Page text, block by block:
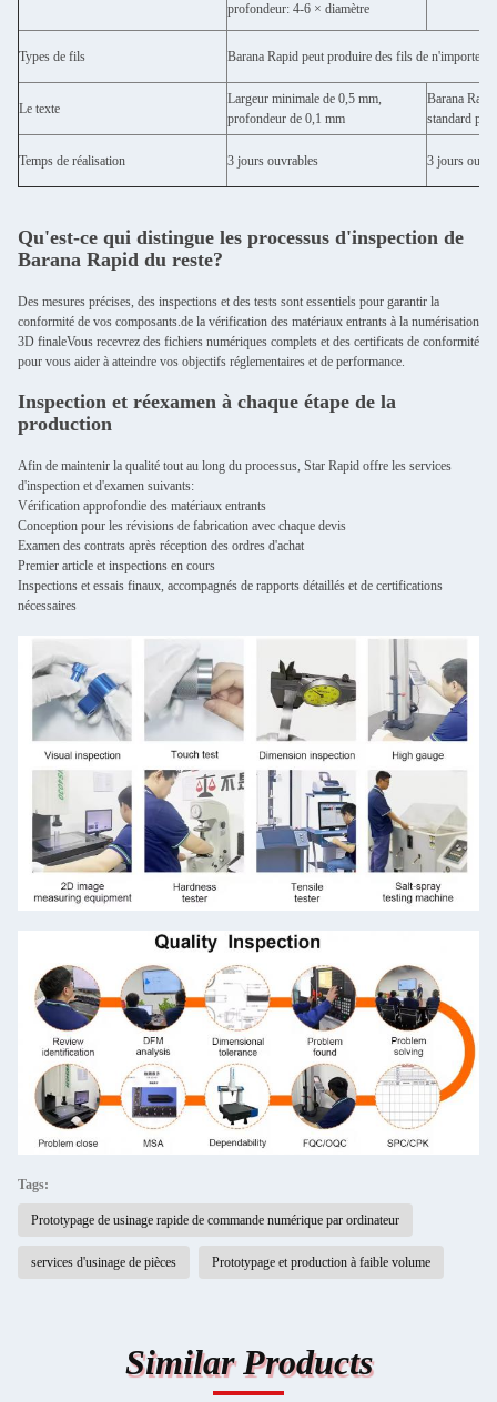
profondeur: 4-6 × diamètre
Types de fils Barana Rapid peut produire des fils de n'importe
Le texte
Largeur minimale de 0,5 mm,
profondeur de 0,1 mm
Barana
standard
Temps de réalisation 3 jours ouvrables 3 jours
Qu'est-ce qui distingue les processus d'inspection de
Barana Rapid du reste?
Des mesures précises, des inspections et des tests sont essentiels pour garantir la
conformité de vos composants.de la vérification des matériaux entrants à la numérisation
3D finaleVous recevrez des fichiers numériques complets et des certificats de conformité
pour vous aider à atteindre vos objectifs réglementaires et de performance.
Inspection et réexamen à chaque étape de la
production
Afin de maintenir la qualité tout au long du processus, Star Rapid offre les services
d'inspection et d'examen suivants:
Vérification approfondie des matériaux entrants
Conception pour les révisions de fabrication avec chaque devis
Examen des contrats après réception des ordres d'achat
Premier article et inspections en cours
Inspections et essais finaux, accompagnés de rapports détaillés et de certifications
nécessaires
Tags:
Prototypage de usinage rapide de commande numérique par ordinateur
services d'usinage de pièces Prototypage et production à faible volume
Similar Products